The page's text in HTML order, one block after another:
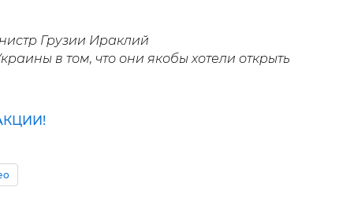
Грузии Ираклий
в том, что они якобы хотели открыть